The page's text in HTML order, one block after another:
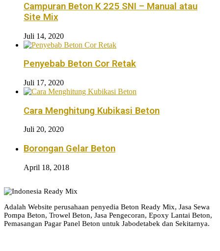
Campuran Beton K 225 SNI – Manual atau
Site Mix
Juli 14, 2020
Penyebab Beton Cor Retak
Juli 17, 2020
Cara Menghitung Kubikasi Beton
Juli 20, 2020
Borongan Gelar Beton
April 18, 2018
Adalah Website perusahaan penyedia Beton Ready Mix, Jasa Sewa
Pompa Beton, Trowel Beton, Jasa Pengecoran, Epoxy Lantai Beton,
Pemasangan Pagar Panel Beton untuk Jabodetabek dan Sekitarnya.